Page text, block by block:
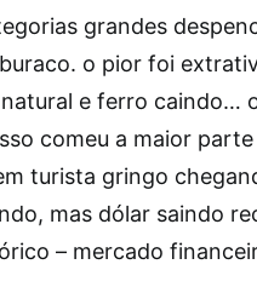
grandes
o pior foi
e ferro caindo…
comeu a maior
turista gringo
mas dólar saindo
– mercado